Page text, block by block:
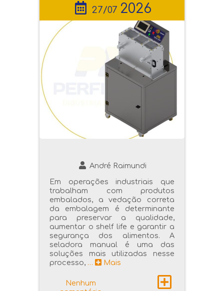
27/07 2026
André Raimundi
Em operações industriais que
trabalham com produtos
embalados, a vedação correta
da embalagem é determinante
para preservar a qualidade,
aumentar o shelf life e garantir a
segurança dos alimentos. A
seladora manual é uma das
soluções mais utilizadas nesse
processo, … Mais
Nenhum